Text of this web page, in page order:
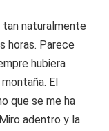
tan naturalmente
horas. Parece
hubiera
El
que se me ha
adentro y la